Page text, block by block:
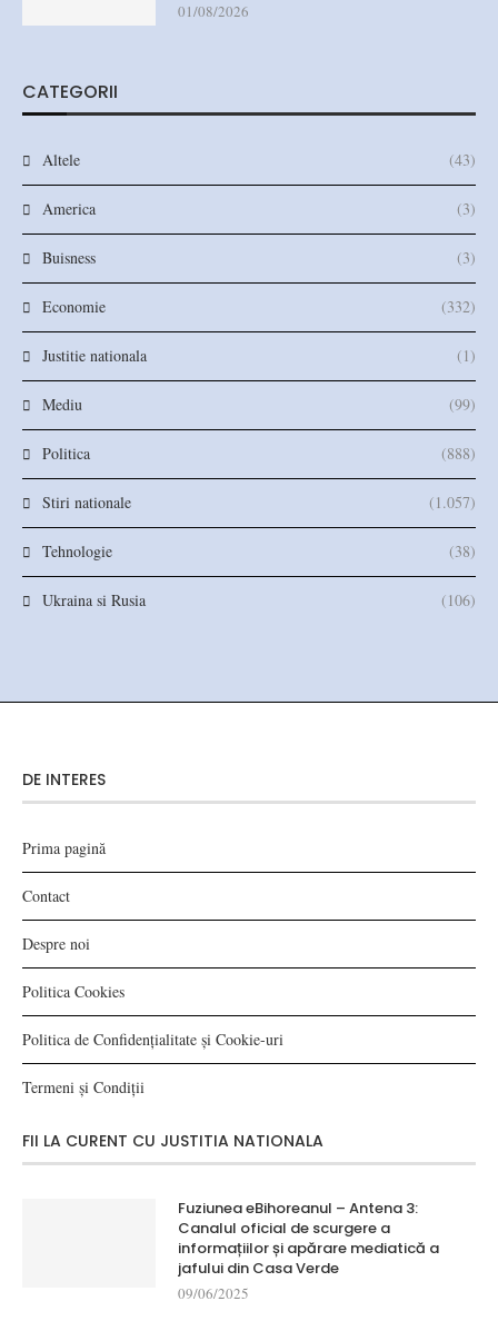
01/08/2026
CATEGORII
Altele (43)
America (3)
Buisness (3)
Economie (332)
Justitie nationala (1)
Mediu (99)
Politica (888)
Stiri nationale (1.057)
Tehnologie (38)
Ukraina si Rusia (106)
DE INTERES
Prima pagină
Contact
Despre noi
Politica Cookies
Politica de Confidențialitate și Cookie-uri
Termeni și Condiții
FII LA CURENT CU JUSTITIA NATIONALA
Fuziunea eBihoreanul – Antena 3:
Canalul oficial de scurgere a
informațiilor și apărare mediatică a
jafului din Casa Verde
09/06/2025